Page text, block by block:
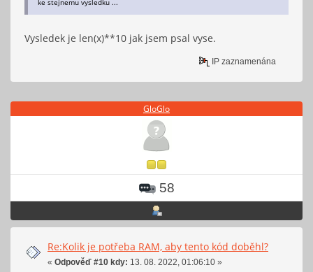
ke stejnemu vysledku ...
Vysledek je len(x)**10 jak jsem psal vyse.
IP zaznamenána
GloGlo
58
Re:Kolik je potřeba RAM, aby tento kód doběhl?
« Odpověď #10 kdy: 13. 08. 2022, 01:06:10 »